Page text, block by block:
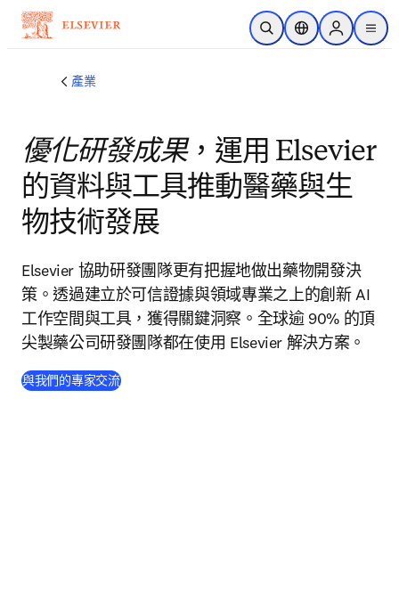
跳到主要內容
公開搜尋位置選擇器Sign in to
menu
產業
優化研發成果，運用 Elsevier
的資料與工具推動醫藥與生
物技術發展
Elsevier 協助研發團隊更有把握地做出藥物開發決
策。透過建立於可信證據與領域專業之上的創新 AI
工作空間與工具，獲得關鍵洞察。全球逾 90% 的頂
尖製藥公司研發團隊都在使用 Elsevier 解決方案。
與我們的專家交流